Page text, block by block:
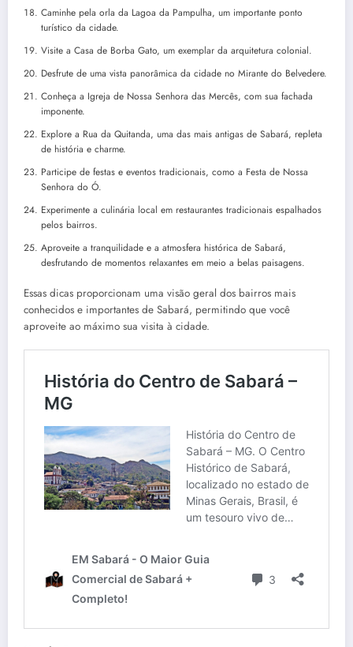
Caminhe pela orla da Lagoa da Pampulha, um importante ponto
turístico da cidade.
Visite a Casa de Borba Gato, um exemplar da arquitetura colonial.
Desfrute de uma vista panorâmica da cidade no Mirante do Belvedere.
Conheça a Igreja de Nossa Senhora das Mercês, com sua fachada
imponente.
Explore a Rua da Quitanda, uma das mais antigas de Sabará, repleta
de história e charme.
Participe de festas e eventos tradicionais, como a Festa de Nossa
Senhora do Ó.
Experimente a culinária local em restaurantes tradicionais espalhados
pelos bairros.
Aproveite a tranquilidade e a atmosfera histórica de Sabará,
desfrutando de momentos relaxantes em meio a belas paisagens.
Essas dicas proporcionam uma visão geral dos bairros mais
conhecidos e importantes de Sabará, permitindo que você
aproveite ao máximo sua visita à cidade.